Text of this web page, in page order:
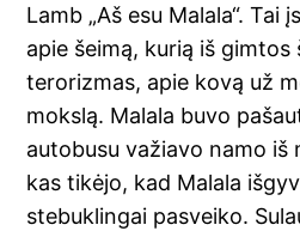
Lamb „Aš esu Malala“. Tai
apie šeimą, kurią iš gimtos
terorizmas, apie kovą už
mokslą. Malala buvo
autobusu važiavo namo iš
kas tikėjo, kad Malala
stebuklingai pasveiko.